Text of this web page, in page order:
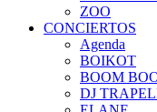
ZOO
CONCIERTOS
Agenda
BOIKOT
BOOM
DJ